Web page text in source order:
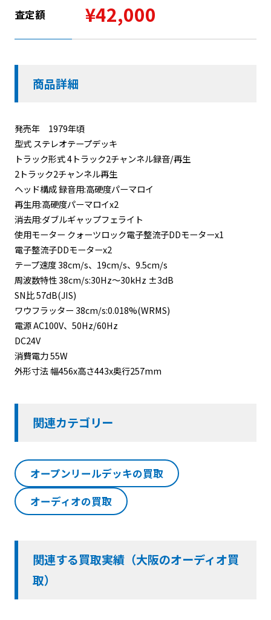
査定額 ¥42,000
商品詳細
発売年 1979年頃
型式 ステレオテープデッキ
トラック形式 4トラック2チャンネル録音/再生
2トラック2チャンネル再生
ヘッド構成 録音用:高硬度パーマロイ
再生用:高硬度パーマロイx2
消去用:ダブルギャップフェライト
使用モーター クォーツロック電子整流子DDモーターx1
電子整流子DDモーターx2
テープ速度 38cm/s、19cm/s、9.5cm/s
周波数特性 38cm/s:30Hz～30kHz ±3dB
SN比 57dB(JIS)
ワウフラッター 38cm/s:0.018%(WRMS)
電源 AC100V、50Hz/60Hz
DC24V
消費電力 55W
外形寸法 幅456x高さ443x奥行257mm
関連カテゴリー
オープンリールデッキの買取
オーディオの買取
関連する買取実績（大阪のオーディオ買
取）